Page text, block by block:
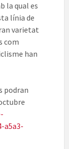
la qual es
línia de
varietat
com
han
podran
a5a3-